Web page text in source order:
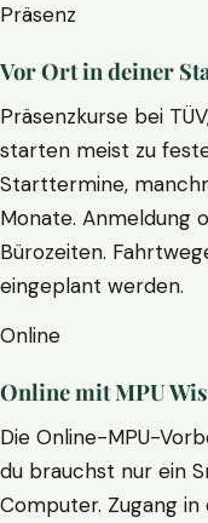
Präsenz
Vor Ort in deiner
Präsenzkurse bei
starten meist zu
Starttermine,
Monate. Anmeldung
Bürozeiten.
eingeplant werden.
Online
Online mit MPU
Die Online-MPU-
du brauchst nur ein
Computer. Zugang